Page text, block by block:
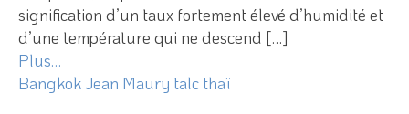
signification d’un taux fortement élevé d’humidité et
d’une température qui ne descend […]
Plus…
BangkokJean Maury talc thaï